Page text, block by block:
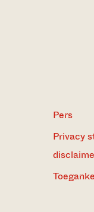
Pers
Privacy